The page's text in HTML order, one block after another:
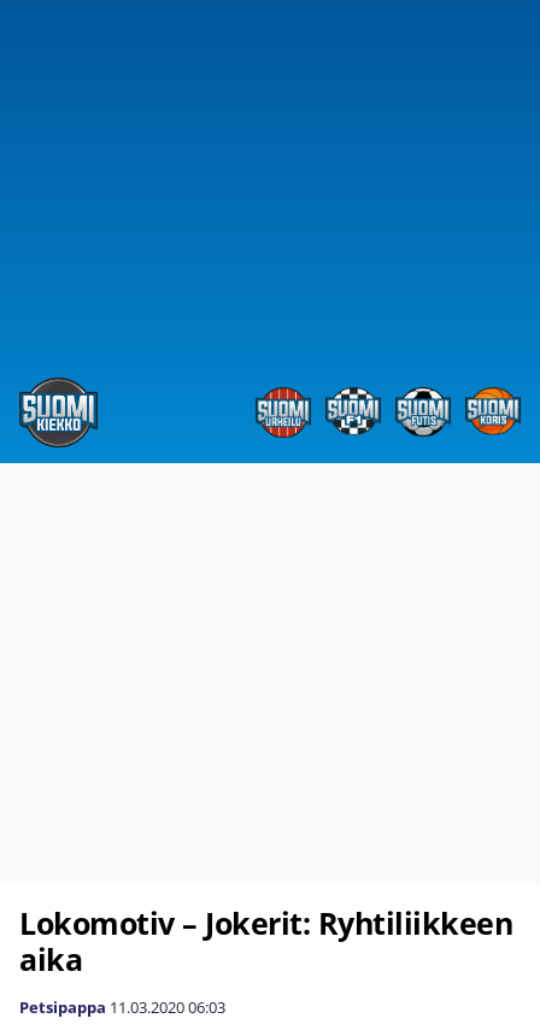
Lokomotiv – Jokerit: Ryhtiliikkeen
aika
Petsipappa 11.03.202006:03